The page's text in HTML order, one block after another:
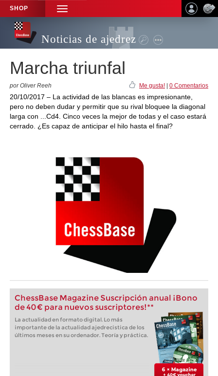
SHOP
TOGGLE
NAVIGATION
Noticias de ajedrez
Marcha triunfal
por Oliver Reeh Me gusta! 0 Comentarios
20/10/2017 – La actividad de las blancas es impresionante,
pero no deben dudar y permitir que su rival bloquee la diagonal
larga con ...Cd4. Cinco veces la mejor de todas y el caso estará
cerrado. ¿Es capaz de anticipar el hilo hasta el final?
ChessBase Magazine Suscripción anual ¡Bono
de 40 € para nuevos suscriptores!**
La actualidad en formato digital. Lo más
importante de la actualidad ajedrecistica de los
últimos meses en su ordenador. Teoría y práctica.